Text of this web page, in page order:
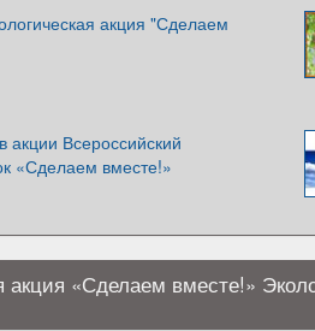
акция "Сделаем
акции Всероссийский
«Сделаем вместе!»
акция «Сделаем вместе!»